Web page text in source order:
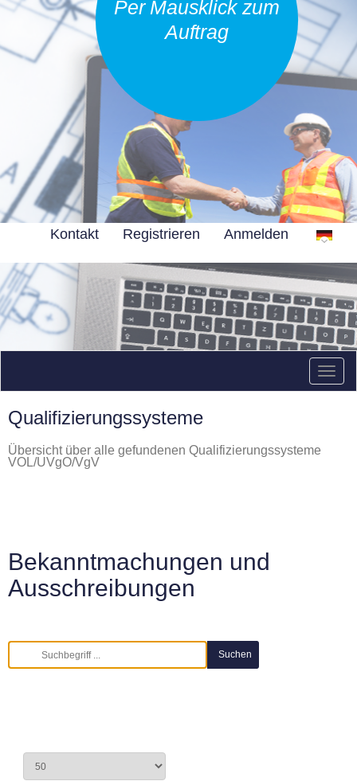
Per Mausklick zum
Auftrag
Kontakt Registrieren Anmelden
Qualifizierungssysteme
Übersicht über alle gefundenen Qualifizierungssysteme
VOL/UVgO/VgV
Bekanntmachungen und
Ausschreibungen